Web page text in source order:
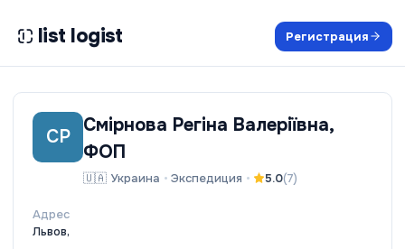
list logist Регистрация
СР
Смірнова Регіна Валеріївна,
ФОП
🇺🇦 Украина • Экспедиция • 5.0(7)
Адрес
Львов,